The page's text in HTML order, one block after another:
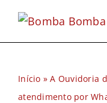
para
o
Início »A Ouvidoria
atendimento por